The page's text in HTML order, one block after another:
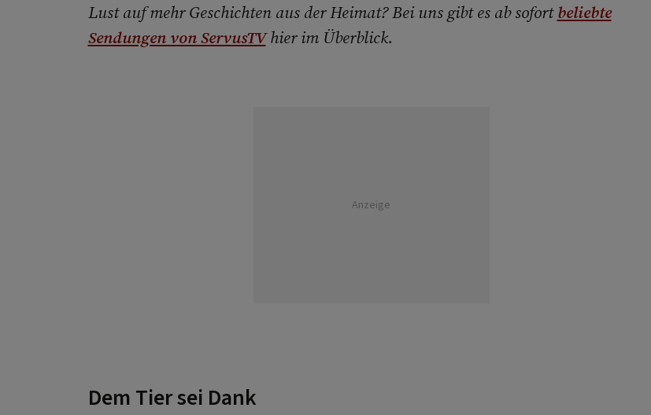
Lust auf mehr Geschichten aus der Heimat? Bei uns gibt es ab sofortbeliebte
Sendungen von ServusTVhier im Überblick.
Anzeige
Dem Tier sei Dank